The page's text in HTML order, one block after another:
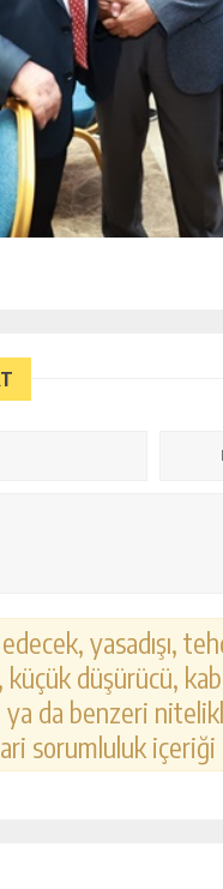
yasadışı,
küçük düşürücü,
ya da benzeri
sorumluluk